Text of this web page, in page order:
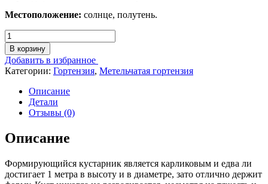
Местоположение: солнце, полутень.
Количество
товара
Гортензия
метельчатая
Граффити
С7,5
В корзину
Добавить в избранное
Категории: Гортензия, Метельчатая гортензия
Описание
Детали
Отзывы (0)
Описание
Формирующийся кустарник является карликовым и едва ли
достигает 1 метра в высоту и в диаметре, зато отлично держит